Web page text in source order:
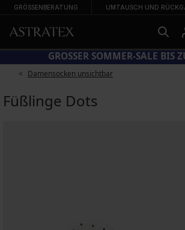
GRÖSSENBERATUNG UMTAUSCH UND
% AUF REDUZIERTE BADEMODE
Damensocken unsichtbar
Füßlinge Dots